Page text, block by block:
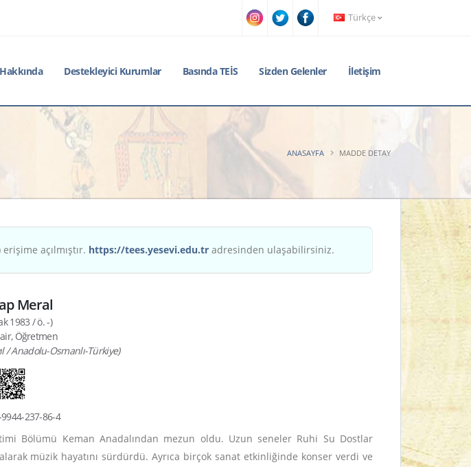
Türkçe
Destekleyici Kurumlar Basında TEİS Sizden Gelenler İletişim
ANASAYFA MADDE DETAY
açılmıştır. https://tees.yesevi.edu.tr adresinden ulaşabilirsiniz.
Meral
1983 / ö. -)
Öğretmen
/ Anadolu-Osmanlı-Türkiye)
237-86-4
Bölümü Keman Anadalından mezun oldu. Uzun seneler Ruhi Su Dostlar
müzik hayatını sürdürdü. Ayrıca birçok sanat etkinliğinde konser verdi ve